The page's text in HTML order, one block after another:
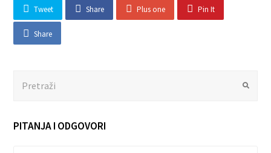
Tweet Share Plus one Pin It
Share
Submit
PITANJA I ODGOVORI